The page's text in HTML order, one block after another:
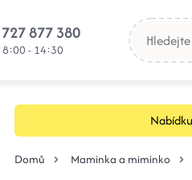
877 380
8:00 - 14:30
Domů Maminka a miminko